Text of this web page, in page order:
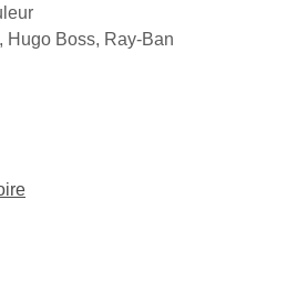
Hugo Boss, Ray-Ban